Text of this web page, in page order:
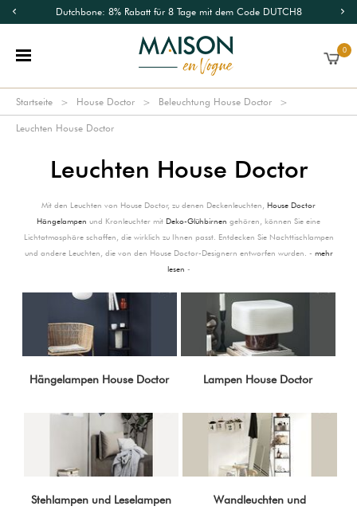
Dutchbone: 8% Rabatt für 8 Tage mit dem Code DUTCH8
0
Startseite House Doctor Beleuchtung House Doctor
Leuchten House Doctor
Leuchten House Doctor
Mit den Leuchten von House Doctor, zu denen Deckenleuchten, House Doctor
Hängelampen und Kronleuchter mit Deko-Glühbirnen gehören, können Sie eine
Lichtatmosphäre schaffen, die wirklich zu Ihnen passt. Entdecken Sie Nachttischlampen
und andere Leuchten, die von den House Doctor-Designern entworfen wurden. - mehr
lesen -
Hängelampen House Doctor Lampen House Doctor
Stehlampen und Leselampen
Wandleuchten und